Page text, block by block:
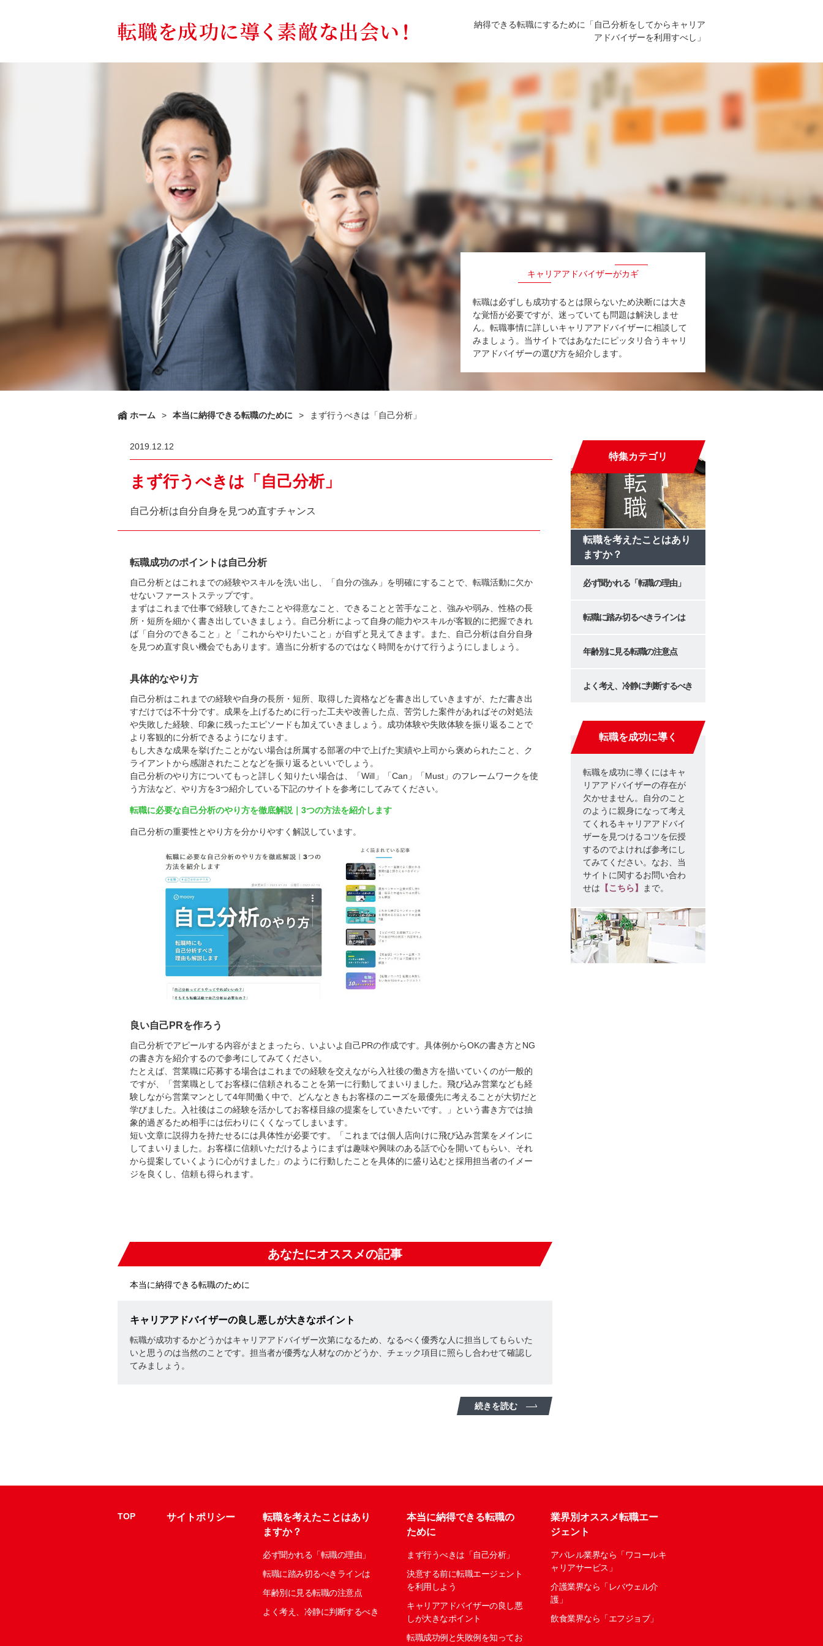
納得できる転職にするために「自己分析をしてからキャリア
アドバイザーを利用すべし」
キャリアアドバイザーがカギ
転職は必ずしも成功するとは限らないため決断には大き
な覚悟が必要ですが、迷っていても問題は解決しませ
ん。転職事情に詳しいキャリアアドバイザーに相談して
みましょう。当サイトではあなたにピッタリ合うキャリ
アアドバイザーの選び方を紹介します。
ホーム > 本当に納得できる転職のために > まず行うべきは「自己分析」
2019.12.12
まず行うべきは「自己分析」
自己分析は自分自身を見つめ直すチャンス
転職成功のポイントは自己分析
自己分析とはこれまでの経験やスキルを洗い出し、「自分の強み」を明確にすることで、転職活動に欠か
せないファーストステップです。
まずはこれまで仕事で経験してきたことや得意なこと、できることと苦手なこと、強みや弱み、性格の長
所・短所を細かく書き出していきましょう。自己分析によって自身の能力やスキルが客観的に把握できれ
ば「自分のできること」と「これからやりたいこと」が自ずと見えてきます。また、自己分析は自分自身
を見つめ直す良い機会でもあります。適当に分析するのではなく時間をかけて行うようにしましょう。
具体的なやり方
自己分析はこれまでの経験や自身の長所・短所、取得した資格などを書き出していきますが、ただ書き出
すだけでは不十分です。成果を上げるために行った工夫や改善した点、苦労した案件があればその対処法
や失敗した経験、印象に残ったエピソードも加えていきましょう。成功体験や失敗体験を振り返ることで
より客観的に分析できるようになります。
もし大きな成果を挙げたことがない場合は所属する部署の中で上げた実績や上司から褒められたこと、ク
ライアントから感謝されたことなどを振り返るといいでしょう。
自己分析のやり方についてもっと詳しく知りたい場合は、「Will」「Can」「Must」のフレームワークを使
う方法など、やり方を3つ紹介している下記のサイトを参考にしてみてください。
転職に必要な自己分析のやり方を徹底解説｜3つの方法を紹介します
自己分析の重要性とやり方を分かりやすく解説しています。
良い自己PRを作ろう
自己分析でアピールする内容がまとまったら、いよいよ自己PRの作成です。具体例からOKの書き方とNG
の書き方を紹介するので参考にしてみてください。
たとえば、営業職に応募する場合はこれまでの経験を交えながら入社後の働き方を描いていくのが一般的
ですが、「営業職としてお客様に信頼されることを第一に行動してまいりました。飛び込み営業なども経
験しながら営業マンとして4年間働く中で、どんなときもお客様のニーズを最優先に考えることが大切だと
学びました。入社後はこの経験を活かしてお客様目線の提案をしていきたいです。」という書き方では抽
象的過ぎるため相手には伝わりにくくなってしまいます。
短い文章に説得力を持たせるには具体性が必要です。「これまでは個人店向けに飛び込み営業をメインに
してまいりました。お客様に信頼いただけるようにまずは趣味や興味のある話で心を開いてもらい、それ
から提案していくように心がけました」のように行動したことを具体的に盛り込むと採用担当者のイメー
ジを良くし、信頼も得られます。
あなたにオススメの記事
本当に納得できる転職のために
キャリアアドバイザーの良し悪しが大きなポイント
転職が成功するかどうかはキャリアアドバイザー次第になるため、なるべく優秀な人に担当してもらいた
いと思うのは当然のことです。担当者が優秀な人材なのかどうか、チェック項目に照らし合わせて確認し
てみましょう。
続きを読む
特集カテゴリ
転職を考えたことはあり
ますか？
必ず聞かれる「転職の理由」
転職に踏み切るべきラインは
年齢別に見る転職の注意点
よく考え、冷静に判断するべき
転職を成功に導く
転職を成功に導くにはキャ
リアアドバイザーの存在が
欠かせません。自分のこと
のように親身になって考え
てくれるキャリアアドバイ
ザーを見つけるコツを伝授
するのでよければ参考にし
てみてください。なお、当
サイトに関するお問い合わ
せは 【こちら】 まで。
TOP サイトポリシー
転職を考えたことはあり
ますか？
必ず聞かれる「転職の理由」
転職に踏み切るべきラインは
年齢別に見る転職の注意点
よく考え、冷静に判断するべき
本当に納得できる転職の
ために
まず行うべきは「自己分析」
決意する前に転職エージェント
を利用しよう
キャリアアドバイザーの良し悪
しが大きなポイント
転職成功例と失敗例を知ってお
業界別オススメ転職エー
ジェント
アパレル業界なら「ワコールキ
ャリアサービス」
介護業界なら「レバウェル介
護」
飲食業界なら「エフジョブ」